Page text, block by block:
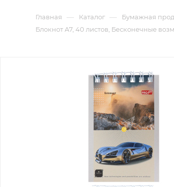
Главная — Каталог — Бумажная
Блокнот А7, 40 листов, Бесконечные